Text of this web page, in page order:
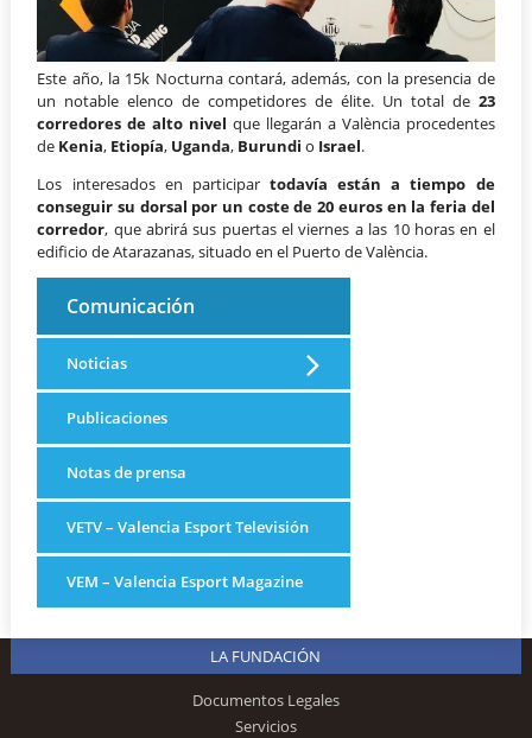
Este año, la 15k Nocturna contará, además, con la presencia de
un notable elenco de competidores de élite. Un total de23
corredores de alto nivel que llegarán a València procedentes
de Kenia, Etiopía, Uganda, Burundi o Israel.
Los interesados en participar todavía están a tiempo de
conseguir su dorsal por un coste de 20 euros en la feria del
corredor, que abrirá sus puertas el viernes a las 10 horas en el
edificio de Atarazanas, situado en el Puerto de València.
Comunicación
Noticias
Publicaciones
Notas de prensa
VETV – Valencia Esport Televisión
VEM – Valencia Esport Magazine
LA FUNDACIÓN
Documentos Legales
Servicios